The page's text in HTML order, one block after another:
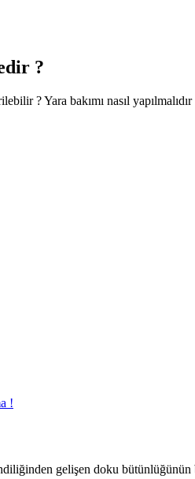
?
? Yara bakımı nasıl yapılmalıdır
!
gelişen doku bütünlüğünün